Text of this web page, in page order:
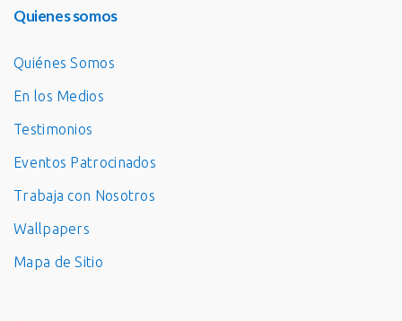
Quienes somos
Quiénes Somos
En los Medios
Testimonios
Eventos Patrocinados
Trabaja con Nosotros
Wallpapers
Mapa de Sitio